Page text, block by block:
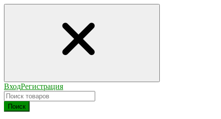
ВходРегистрация
Поиск